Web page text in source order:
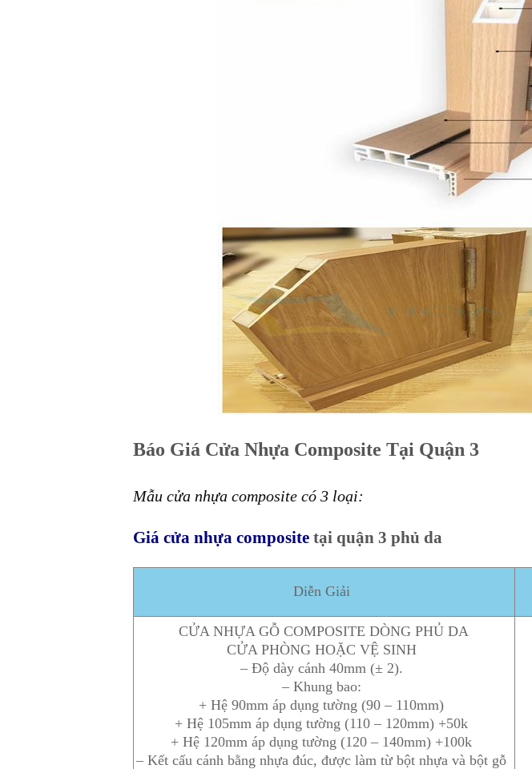
Báo Giá Cửa Nhựa Composite Tại Quận 3
Mẫu cửa nhựa composite có 3 loại:
Giá cửa nhựa composite tại quận 3 phủ da
Diễn Giải
CỬA NHỰA GỖ COMPOSITE DÒNG PHỦ DA
CỬA PHÒNG HOẶC VỆ SINH
– Độ dày cánh 40mm (± 2).
– Khung bao:
+ Hệ 90mm áp dụng tường (90 – 110mm)
+ Hệ 105mm áp dụng tường (110 – 120mm) +50k
+ Hệ 120mm áp dụng tường (120 – 140mm) +100k
– Kết cấu cánh bằng nhựa đúc, được làm từ bột nhựa và bột gỗ